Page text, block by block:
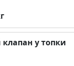
у топки